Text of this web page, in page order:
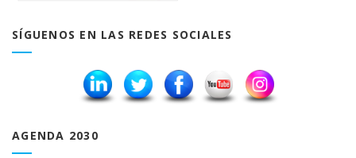
SÍGUENOS EN LAS REDES SOCIALES
AGENDA 2030